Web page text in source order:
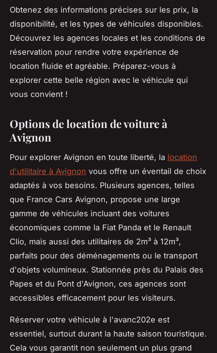
Obtenez des informations précises sur les prix, la
disponibilité, et les types de véhicules disponibles.
Découvrez les agences locales et les conditions de
réservation pour rendre votre expérience de
location fluide et agréable. Préparez-vous à
explorer cette belle région avec le véhicule qui
vous convient !
Options de location de voiture à
Avignon
Pour explorer Avignon en toute liberté, la location
d'utilitaire à Avignon vous offre un éventail de choix
adaptés à vos besoins. Plusieurs agences, telles
que France Cars Avignon, propose une large
gamme de véhicules incluant des voitures
économiques comme la Fiat Panda et le Renault
Clio, mais aussi des utilitaires de 2m³ à 12m³,
parfaits pour des déménagements ou le transport
d'objets volumineux. Stationnée près du Palais des
Papes et du Pont d'Avignon, ces agences sont
accessibles efficacement pour les visiteurs.
Réserver votre véhicule à l'avanc202e est
essentiel, surtout durant la haute saison touristique.
Cela vous garantit non seulement un plus grand